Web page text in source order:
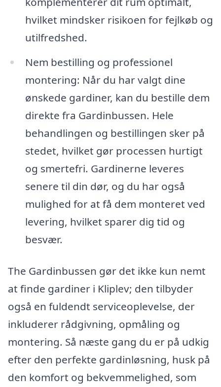
hvilket mindsker risikoen for fejlkøb og
utilfredshed.
Nem bestilling og professionel
montering: Når du har valgt dine
ønskede gardiner, kan du bestille dem
direkte fra Gardinbussen. Hele
behandlingen og bestillingen sker på
stedet, hvilket gør processen hurtigt
og smertefri. Gardinerne leveres
senere til din dør, og du har også
mulighed for at få dem monteret ved
levering, hvilket sparer dig tid og
besvær.
The Gardinbussen gør det ikke kun nemt
at finde gardiner i Kliplev; den tilbyder
også en fuldendt serviceoplevelse, der
inkluderer rådgivning, opmåling og
montering. Så næste gang du er på udkig
efter den perfekte gardinløsning, husk på
den komfort og bekvemmelighed, som